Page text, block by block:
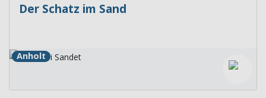
Der Schatz im Sand
Anholt